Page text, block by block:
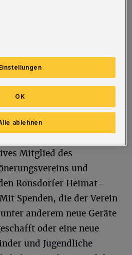
für sein
Engagement für seinen
Bereich geehrt. Er ist
der Bezirksvertretung,
Rondorf und
Mitglied des
und
Ronsdorfer Heimat-
Spenden, die der Verein
anderem neue Geräte
oder eine neue
und Jugendliche
ablehnen
OK